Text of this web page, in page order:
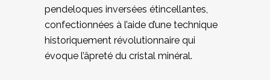
pendeloques inversées étincellantes,
confectionnées à l’aide d’une technique
historiquement révolutionnaire qui
évoque l’âpreté du cristal minéral.